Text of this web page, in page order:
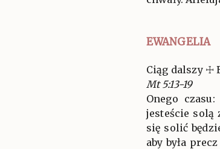
EWANGELIA
Ciąg dalszy ☩
Mt 5:13-19
Onego
jesteście solą
się solić
aby była